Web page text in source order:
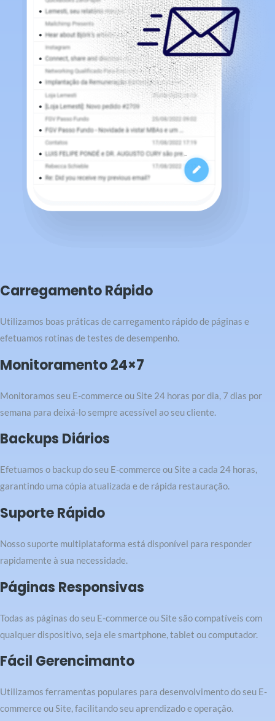
Carregamento Rápido
Utilizamos boas práticas de carregamento rápido de páginas e
efetuamos rotinas de testes de desempenho.
Monitoramento 24×7
Monitoramos seu E-commerce ou Site 24 horas por dia, 7 dias por
semana para deixá-lo sempre acessível ao seu cliente.
Backups Diários
Efetuamos o backup do seu E-commerce ou Site a cada 24 horas,
garantindo uma cópia atualizada e de rápida restauração.
Suporte Rápido
Nosso suporte multiplataforma está disponível para responder
rapidamente à sua necessidade.
Páginas Responsivas
Todas as páginas do seu E-commerce ou Site são compatíveis com
qualquer dispositivo, seja ele smartphone, tablet ou computador.
Fácil Gerencimanto
Utilizamos ferramentas populares para desenvolvimento do seu E-
commerce ou Site, facilitando seu aprendizado e operação.